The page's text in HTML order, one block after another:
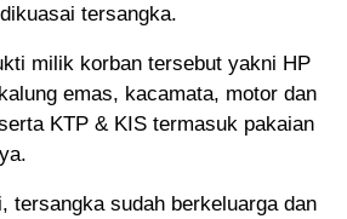
tersangka.
milik korban tersebut yakni HP
emas, kacamata, motor dan
KTP & KIS termasuk pakaian
tersangka sudah berkeluarga dan